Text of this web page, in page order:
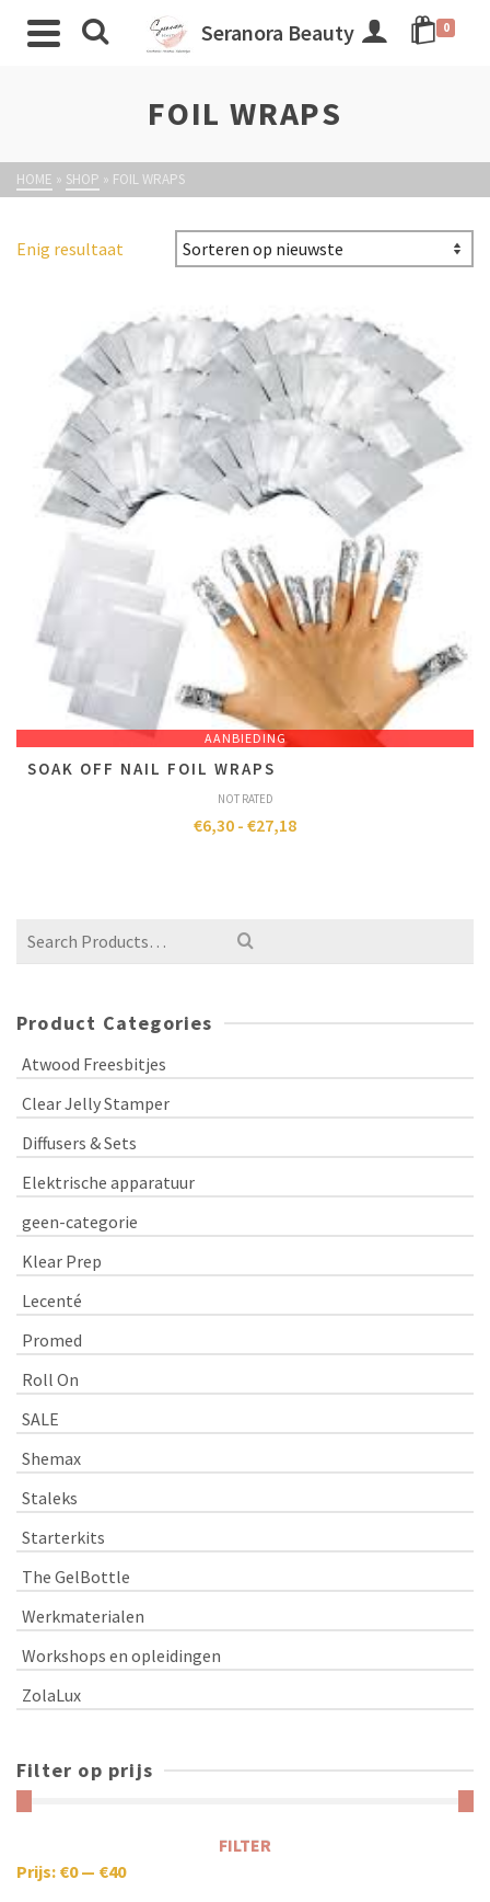
Seranora Beauty 0
FOIL WRAPS
HOME » SHOP » FOIL WRAPS
Enig resultaat
AANBIEDING
SOAK OFF NAIL FOIL WRAPS
NOT RATED
€6,30 - €27,18
Product Categories
Atwood Freesbitjes
Clear Jelly Stamper
Diffusers & Sets
Elektrische apparatuur
geen-categorie
Klear Prep
Lecenté
Promed
Roll On
SALE
Shemax
Staleks
Starterkits
The GelBottle
Werkmaterialen
Workshops en opleidingen
ZolaLux
Filter op prijs
FILTER
Prijs: €0— €40